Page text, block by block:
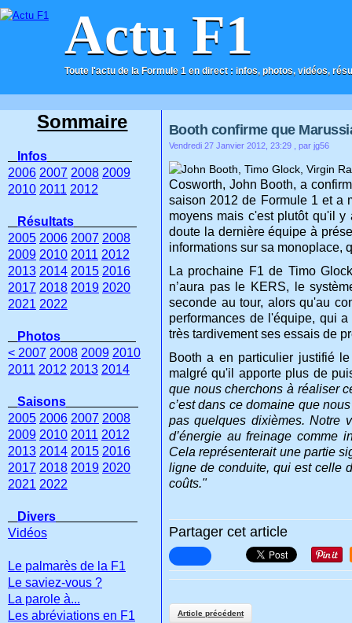
Actu F1
Toute l'actu de la Formule 1 en direct : infos, photos, vidéos,
ACCUEIL CONTACT
Booth confirme que
Vendredi 27 Janvier 2012, 23:29 , par jg56
Cosworth, John Booth, a
saison 2012 de Formule 1 et a
moyens mais c'est plutôt qu'il y
doute la dernière équipe à
informations sur sa monoplace,
La prochaine F1 de Timo
n’aura pas le KERS, le
seconde au tour, alors qu'au
performances de l'équipe, qui
très tardivement ses essais de
Booth a en particulier justifié
malgré qu'il apporte plus de
que nous cherchons à réaliser
c’est dans ce domaine que
pas quelques dixièmes. Notre
d’énergie au freinage comme
Cela représenterait une partie
ligne de conduite, qui est celle
coûts."
Partager cet article
Article précédent
Sommaire
Infos
2006 2007 2008 2009
2010 2011 2012
Résultats
2005 2006 2007 2008
2009 2010 2011 2012
2013 2014 2015 2016
2017 2018 2019 2020
2021 2022
Photos
< 2007 2008 2009 2010
2011 2012 2013 2014
Saisons
2005 2006 2007 2008
2009 2010 2011 2012
2013 2014 2015 2016
2017 2018 2019 2020
2021 2022
Divers
Vidéos
Le palmarès de la F1
Le saviez-vous ?
La parole à...
Les abréviations en F1